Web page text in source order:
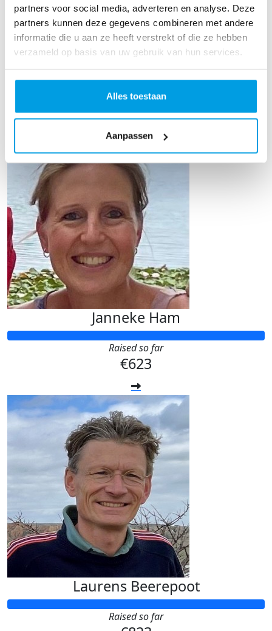
partners voor social media, adverteren en analyse. Deze
partners kunnen deze gegevens combineren met andere
informatie die u aan ze heeft verstrekt of die ze hebben
verzameld op basis van uw gebruik van hun services.
Alles toestaan
Aanpassen
Vincent Van de Rijt
Raised so far
€532
Janneke Ham
Raised so far
€623
Laurens Beerepoot
Raised so far